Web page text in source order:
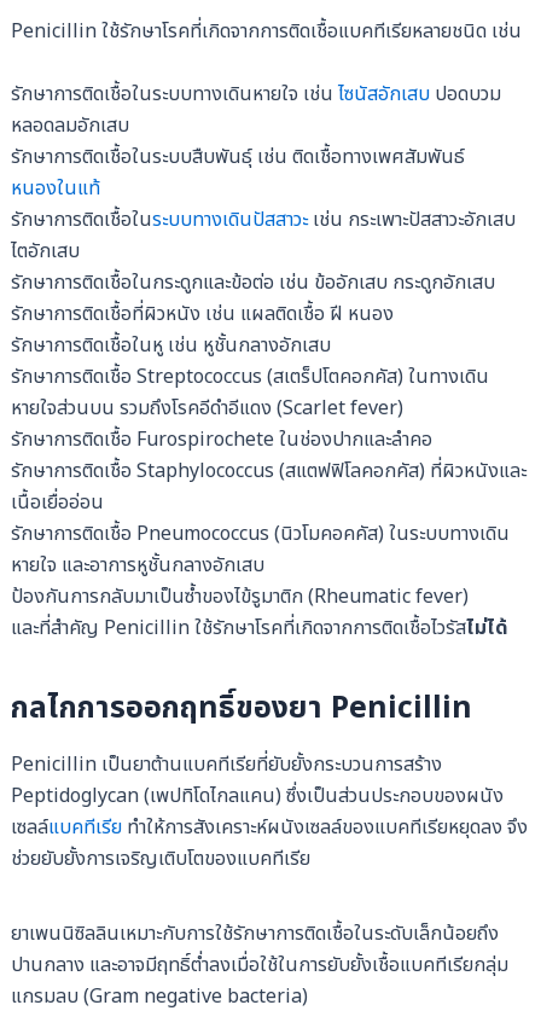
Penicillin ใช้รักษาโรคที่เกิดจากการติดเชื้อแบคทีเรียหลายชนิด เช่น
รักษาการติดเชื้อในระบบทางเดินหายใจ เช่น ไซนัสอักเสบปอดบวม
หลอดลมอักเสบ
รักษาการติดเชื้อในระบบสืบพันธุ์ เช่น ติดเชื้อทางเพศสัมพันธ์
หนองในแท้
รักษาการติดเชื้อในระบบทางเดินปัสสาวะเช่น กระเพาะปัสสาวะอักเสบ
ไตอักเสบ
รักษาการติดเชื้อในกระดูกและข้อต่อ เช่น ข้ออักเสบ กระดูกอักเสบ
รักษาการติดเชื้อที่ผิวหนัง เช่น แผลติดเชื้อ ฝี หนอง
รักษาการติดเชื้อในหู เช่น หูชั้นกลางอักเสบ
รักษาการติดเชื้อ Streptococcus (สเตร็ปโตคอกคัส) ในทางเดิน
หายใจส่วนบน รวมถึงโรคอีดำอีแดง (Scarlet fever)
รักษาการติดเชื้อ Furospirochete ในช่องปากและลำคอ
รักษาการติดเชื้อ Staphylococcus (สแตฟฟิโลคอกคัส) ที่ผิวหนังและ
เนื้อเยื่ออ่อน
รักษาการติดเชื้อ Pneumococcus (นิวโมคอคคัส) ในระบบทางเดิน
หายใจ และอาการหูชั้นกลางอักเสบ
ป้องกันการกลับมาเป็นซ้ำของไข้รูมาติก (Rheumatic fever)
และที่สำคัญ Penicillin ใช้รักษาโรคที่เกิดจากการติดเชื้อไวรัสไม่ได้
กลไกการออกฤทธิ์ของยา Penicillin
Penicillin เป็นยาต้านแบคทีเรียที่ยับยั้งกระบวนการสร้าง
Peptidoglycan (เพปทิโดไกลแคน) ซึ่งเป็นส่วนประกอบของผนัง
เซลล์แบคทีเรียทำให้การสังเคราะห์ผนังเซลล์ของแบคทีเรียหยุดลง จึง
ช่วยยับยั้งการเจริญเติบโตของแบคทีเรีย
ยาเพนนิซิลลินเหมาะกับการใช้รักษาการติดเชื้อในระดับเล็กน้อยถึง
ปานกลาง และอาจมีฤทธิ์ต่ำลงเมื่อใช้ในการยับยั้งเชื้อแบคทีเรียกลุ่ม
แกรมลบ (Gram negative bacteria)